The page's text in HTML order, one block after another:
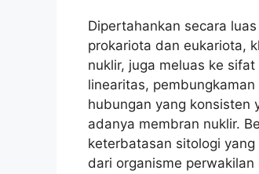
Dipertahankan secara
prokariota dan eukariota,
nuklir, juga meluas ke
linearitas,
hubungan yang konsisten
adanya membran nuklir.
keterbatasan sitologi
dari organisme